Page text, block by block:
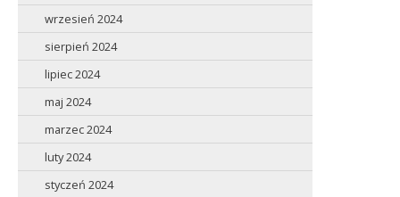
wrzesień 2024
sierpień 2024
lipiec 2024
maj 2024
marzec 2024
luty 2024
styczeń 2024